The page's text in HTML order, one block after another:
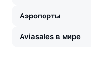
Аэропорты
Aviasales в мире